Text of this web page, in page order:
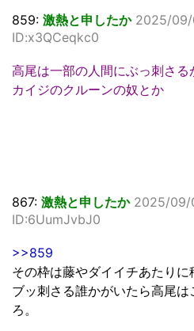
859: 激熱と申したか 2025/09/
ID:x3QCeqkc0
高尾は一部の人間にぶっ刺さる
カイジのクルーンの奴とか
867: 激熱と申したか 2025/09/
ID:6UumJvbJ0
>>859
その枠は藤やダイイチあたりに
ブッ刺さる誰かがいたら高尾
ろ。